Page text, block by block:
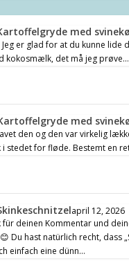
med
Jeg er glad for at du kunne lide
kokosmælk, det må jeg
med
den og den var virkelig
stedet for fløde. Bestemt en
april 12, 2026
für deinen Kommentar und
Du hast natürlich recht, dass
einfach eine dünn…